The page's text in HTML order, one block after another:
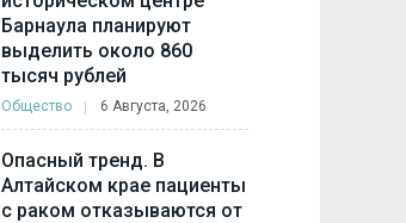
Барнаула планируют
выделить около 860
тысяч рублей
Общество 6 Августа, 2026
Опасный тренд. В
Алтайском крае пациенты
с раком отказываются от